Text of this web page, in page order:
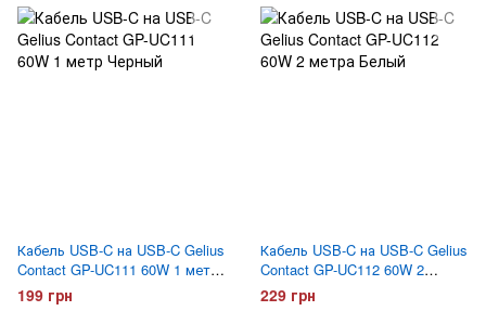
Кабель USB-C на USB-C Gelius
Contact GP-UC111 60W 1 метр
Черный
199 грн
Кабель USB-C на USB-C Gelius
Contact GP-UC112 60W 2
метра Белый
229 грн